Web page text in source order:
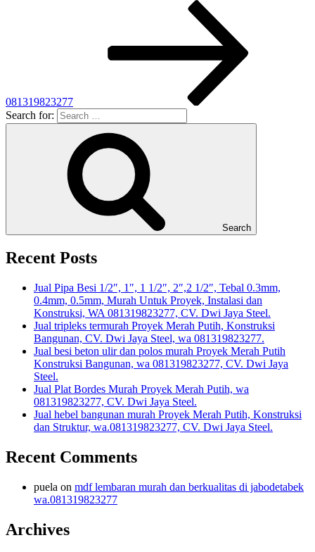
081319823277
Search for:
Search
Recent Posts
Jual Pipa Besi 1/2″, 1″, 1 1/2″, 2″,2 1/2″, Tebal 0.3mm,
0.4mm, 0.5mm, Murah Untuk Proyek, Instalasi dan
Konstruksi, WA 081319823277, CV. Dwi Jaya Steel.
Jual tripleks termurah Proyek Merah Putih, Konstruksi
Bangunan, CV. Dwi Jaya Steel, wa 081319823277.
Jual besi beton ulir dan polos murah Proyek Merah Putih
Konstruksi Bangunan, wa 081319823277, CV. Dwi Jaya
Steel.
Jual Plat Bordes Murah Proyek Merah Putih, wa
081319823277, CV. Dwi Jaya Steel.
Jual hebel bangunan murah Proyek Merah Putih, Konstruksi
dan Struktur, wa.081319823277, CV. Dwi Jaya Steel.
Recent Comments
puela on mdf lembaran murah dan berkualitas di jabodetabek
wa.081319823277
Archives